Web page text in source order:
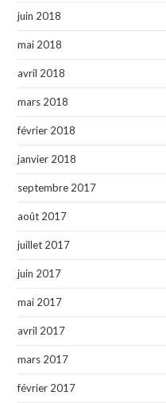
juin 2018
mai 2018
avril 2018
mars 2018
février 2018
janvier 2018
septembre 2017
août 2017
juillet 2017
juin 2017
mai 2017
avril 2017
mars 2017
février 2017